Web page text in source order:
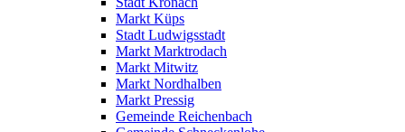
Markt Küps
Stadt Ludwigsstadt
Markt Marktrodach
Markt Mitwitz
Markt Nordhalben
Markt Pressig
Gemeinde Reichenbach